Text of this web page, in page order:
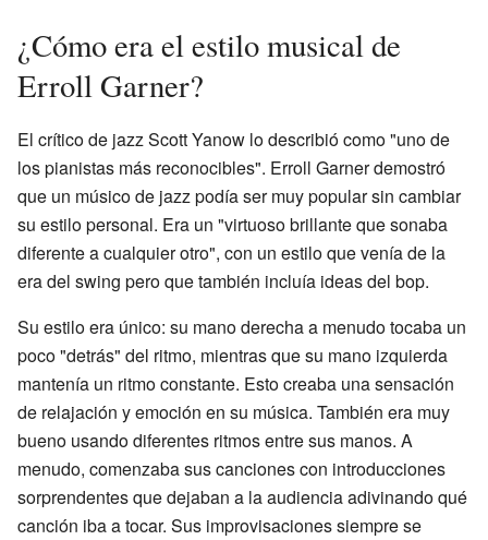
¿Cómo era el estilo musical de
Erroll Garner?
El crítico de jazz Scott Yanow lo describió como "uno de
los pianistas más reconocibles". Erroll Garner demostró
que un músico de jazz podía ser muy popular sin cambiar
su estilo personal. Era un "virtuoso brillante que sonaba
diferente a cualquier otro", con un estilo que venía de la
era del swing pero que también incluía ideas del bop.
Su estilo era único: su mano derecha a menudo tocaba un
poco "detrás" del ritmo, mientras que su mano izquierda
mantenía un ritmo constante. Esto creaba una sensación
de relajación y emoción en su música. También era muy
bueno usando diferentes ritmos entre sus manos. A
menudo, comenzaba sus canciones con introducciones
sorprendentes que dejaban a la audiencia adivinando qué
canción iba a tocar. Sus improvisaciones siempre se